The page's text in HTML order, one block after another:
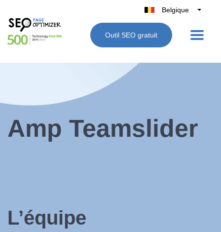
Belgique
België
Nederland
Outil SEO gratuit
Amp Teamslider
L’équipe